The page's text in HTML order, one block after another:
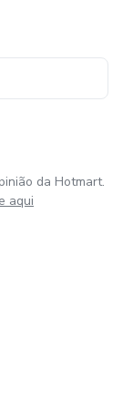
financeiro
lucra , do curso
da Hotmart.
aqui